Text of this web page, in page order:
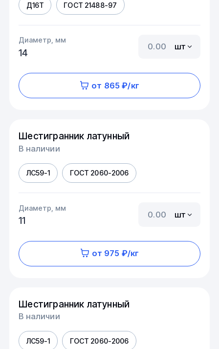
Д16Т ГОСТ 21488-97
Диаметр, мм
14
шт
от 865 ₽/кг
Шестигранник латунный
В наличии
ЛС59-1 ГОСТ 2060-2006
Диаметр, мм
11
шт
от 975 ₽/кг
Шестигранник латунный
В наличии
ЛС59-1 ГОСТ 2060-2006